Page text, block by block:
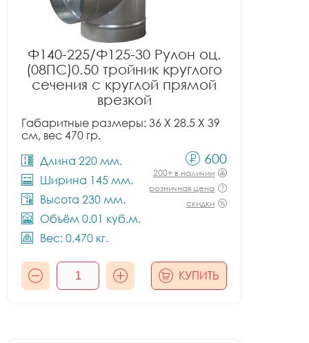
Ф140-225/Ф125-30 Рулон оц.
(08ПС)0.50 тройник круглого
сечения с круглой прямой
врезкой
Габаритные размеры: 36 X 28.5 X 39
см, вес 470 гр.
Длина 220 мм.
Ширина 145 мм.
Высота 230 мм.
Объём 0.01 куб.м.
Вес: 0.470 кг.
600
200+ в наличии
розничная цена
скидки
КУПИТЬ